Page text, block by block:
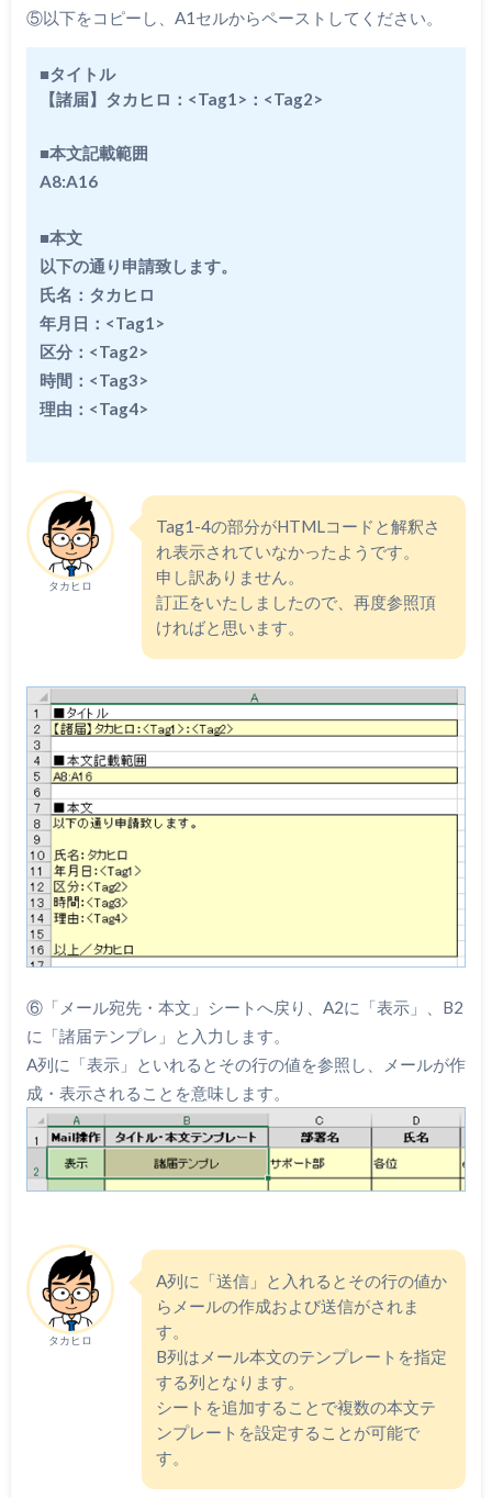
⑤以下をコピーし、A1セルからペーストしてください。
■タイトル
【諸届】タカヒロ：<Tag1>：<Tag2>
■本文記載範囲
A8:A16
■本文
以下の通り申請致します。
氏名：タカヒロ
年月日：<Tag1>
区分：<Tag2>
時間：<Tag3>
理由：<Tag4>
タカヒロ
Tag1-4の部分がHTMLコードと解釈さ
れ表示されていなかったようです。
申し訳ありません。
訂正をいたしましたので、再度参照頂
ければと思います。
⑥「メール宛先・本文」シートへ戻り、A2に「表示」、B2
に「諸届テンプレ」と入力します。
A列に「表示」といれるとその行の値を参照し、メールが作
成・表示されることを意味します。
タカヒロ
A列に「送信」と入れるとその行の値か
らメールの作成および送信がされま
す。
B列はメール本文のテンプレートを指定
する列となります。
シートを追加することで複数の本文テ
ンプレートを設定することが可能で
す。